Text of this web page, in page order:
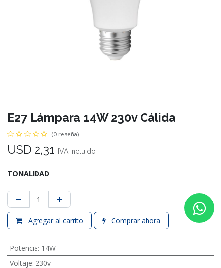
E27 Lámpara 14W 230v Cálida
(0 reseña)
USD 2,31 IVA incluido
TONALIDAD
Agregar al carrito Comprar ahora
Potencia: 14W
Voltaje: 230v